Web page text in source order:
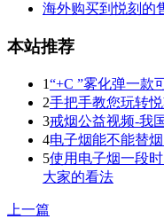
海外购买到悦刻的
本站推荐
1“+C ”雾化弹一款
2手把手教您玩转
3戒烟公益视频-我
4电子烟能不能替
5使用电子烟一段
大家的看法
上一篇